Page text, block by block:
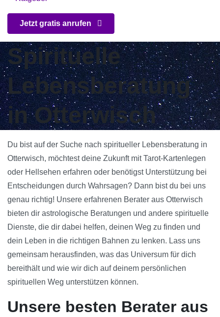
Jetzt gratis anrufen
Spirituelle
Lebensberatung
in Otterwisch
Du bist auf der Suche nach spiritueller Lebensberatung in
Otterwisch, möchtest deine Zukunft mit Tarot-Kartenlegen
oder Hellsehen erfahren oder benötigst Unterstützung bei
Entscheidungen durch Wahrsagen? Dann bist du bei uns
genau richtig! Unsere erfahrenen Berater aus Otterwisch
bieten dir astrologische Beratungen und andere spirituelle
Dienste, die dir dabei helfen, deinen Weg zu finden und
dein Leben in die richtigen Bahnen zu lenken. Lass uns
gemeinsam herausfinden, was das Universum für dich
bereithält und wie wir dich auf deinem persönlichen
spirituellen Weg unterstützen können.
Unsere besten Berater aus